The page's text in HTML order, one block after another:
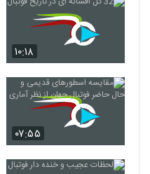
۱۰:۱۸
۰۷:۵۵